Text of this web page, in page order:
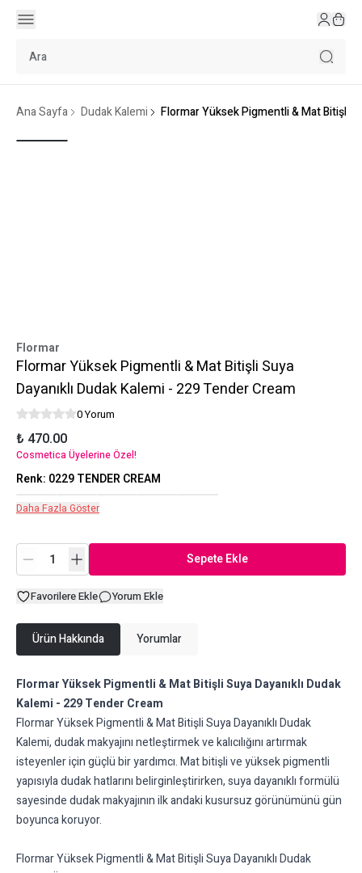
Ana Sayfa Dudak Kalemi Flormar Yüksek Pigmentli & Mat Bitişli
Flormar
Flormar Yüksek Pigmentli & Mat Bitişli Suya
Dayanıklı Dudak Kalemi - 229 Tender Cream
0 Yorum
₺ 470.00
Cosmetica Üyelerine Özel!
Renk: 0229 TENDER CREAM
Daha Fazla Göster
Sepete Ekle
Favorilere Ekle Yorum Ekle
Ürün Hakkında Yorumlar
Flormar Yüksek Pigmentli & Mat Bitişli Suya Dayanıklı Dudak
Kalemi - 229 Tender Cream
Flormar Yüksek Pigmentli & Mat Bitişli Suya Dayanıklı Dudak
Kalemi, dudak makyajını netleştirmek ve kalıcılığını artırmak
isteyenler için güçlü bir yardımcı. Mat bitişli ve yüksek pigmentli
yapısıyla dudak hatlarını belirginleştirirken, suya dayanıklı formülü
sayesinde dudak makyajının ilk andaki kusursuz görünümünü gün
boyunca koruyor.
Flormar Yüksek Pigmentli & Mat Bitişli Suya Dayanıklı Dudak